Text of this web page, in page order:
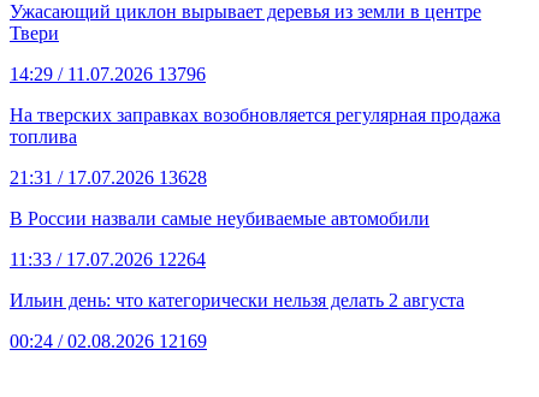
Ужасающий циклон вырывает деревья из земли в центре
Твери
14:29 / 11.07.2026 13796
На тверских заправках возобновляется регулярная продажа
топлива
21:31 / 17.07.2026 13628
В России назвали самые неубиваемые автомобили
11:33 / 17.07.2026 12264
Ильин день: что категорически нельзя делать 2 августа
00:24 / 02.08.2026 12169